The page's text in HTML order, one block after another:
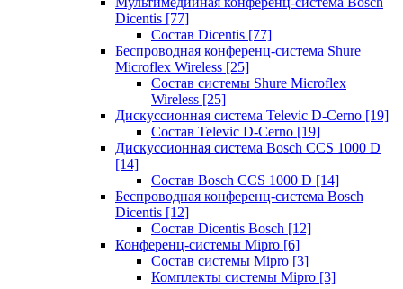
Dicentis [77]
Состав Dicentis [77]
Беспроводная конференц-система Shure
Microflex Wireless [25]
Состав системы Shure Microflex
Wireless [25]
Дискуссионная система Televic D-Cerno [19]
Состав Televic D-Cerno [19]
Дискуссионная система Bosch CCS 1000 D
[14]
Состав Bosch CCS 1000 D [14]
Беспроводная конференц-система Bosch
Dicentis [12]
Состав Dicentis Bosch [12]
Конференц-системы Mipro [6]
Состав системы Mipro [3]
Комплекты системы Mipro [3]